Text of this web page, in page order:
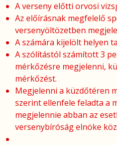
A verseny előtti orvosi
Az előírásnak megfelelő
versenyöltözetben
A számára kijelölt helyen
A szólítástól számított 3
mérkőzésre megjelenni,
mérkőzést.
Megjelenni a küzdőtéren
szerint ellenfele feladta a
megjelennie abban az
versenybíróság elnöke